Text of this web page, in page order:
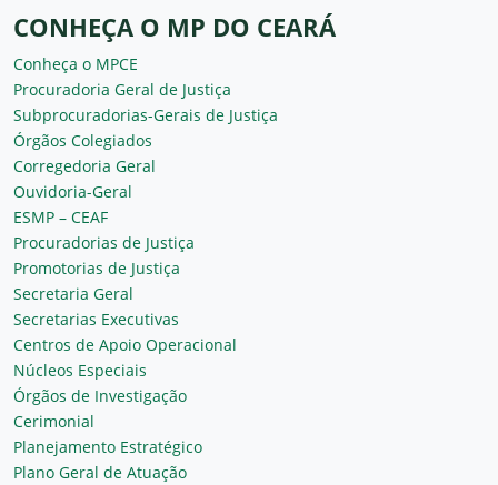
CONHEÇA O MP DO CEARÁ
Conheça o MPCE
Procuradoria Geral de Justiça
Subprocuradorias-Gerais de Justiça
Órgãos Colegiados
Corregedoria Geral
Ouvidoria-Geral
ESMP – CEAF
Procuradorias de Justiça
Promotorias de Justiça
Secretaria Geral
Secretarias Executivas
Centros de Apoio Operacional
Núcleos Especiais
Órgãos de Investigação
Cerimonial
Planejamento Estratégico
Plano Geral de Atuação